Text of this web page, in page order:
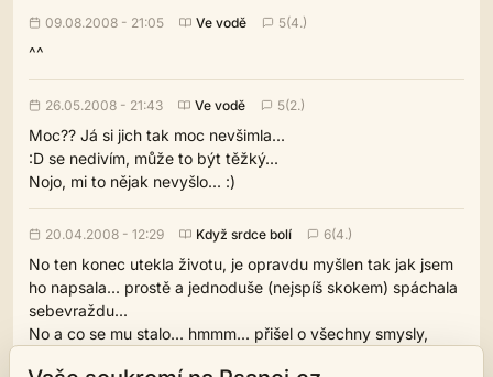
09.08.2008 - 21:05 Ve vodě 5(4.)
^^
26.05.2008 - 21:43 Ve vodě 5(2.)
Moc?? Já si jich tak moc nevšimla...
:D se nedivím, může to být těžký...
Nojo, mi to nějak nevyšlo... :)
20.04.2008 - 12:29 Když srdce bolí 6(4.)
No ten konec utekla životu, je opravdu myšlen tak jak jsem
ho napsala... prostě a jednoduše (nejspíš skokem) spáchala
sebevraždu...
No a co se mu stalo... hmmm... přišel o všechny smysly,